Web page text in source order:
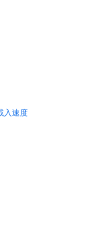
入速度